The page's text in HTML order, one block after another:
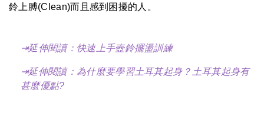
鈴上膊(Clean)而且感到困擾的人。
⇥延伸閱讀： 快速上手壺鈴擺盪訓練
⇥延伸閱讀： 為什麼要學習土耳其起身？土耳其起身有
甚麼優點?